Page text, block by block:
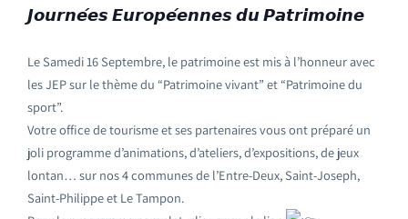
𝙅𝙤𝙪𝙧𝙣𝙚́𝙚𝙨 𝙀𝙪𝙧𝙤𝙥𝙚́𝙚𝙣𝙣𝙚𝙨 𝙙𝙪 𝙋𝙖𝙩𝙧𝙞𝙢𝙤𝙞𝙣𝙚
Le Samedi 16 Septembre, le patrimoine est mis à l’honneur avec
les JEP sur le thème du “Patrimoine vivant” et “Patrimoine du
sport”.
Votre office de tourisme et ses partenaires vous ont préparé un
joli programme d’animations, d’ateliers, d’expositions, de jeux
lontan… sur nos 4 communes de l’Entre-Deux, Saint-Joseph,
Saint-Philippe et Le Tampon.